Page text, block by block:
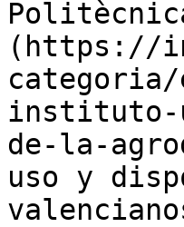
(https://
instituto-
de-la-
uso y